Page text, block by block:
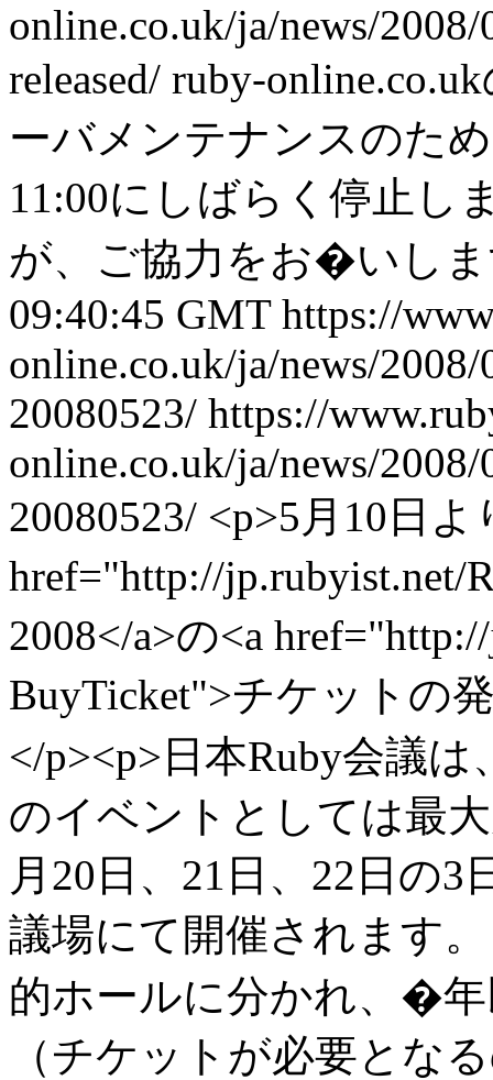
online.co.uk/ja/news/
released/ ruby-
ーバメンテナンスのた
11:00にしばらく停止し
が、ご協力をお�いし
09:40:45 GMT https://
online.co.uk/ja/news/2008/
20080523/ https://
online.co.uk/ja/news/2008/
20080523/ <p>5月10日よ
href="http://jp.rubyist.net/
2008</a>の<a
BuyTicket">チケットの
</p><p>日本Ruby会議
のイベントとしては最
月20日、21日、22日の
議場にて開催されます
的ホールに分かれ、�
（チケットが必要とな